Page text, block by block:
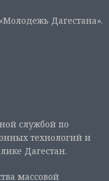
Дагестана».
службой по
технологий и
Дагестан.
массовой